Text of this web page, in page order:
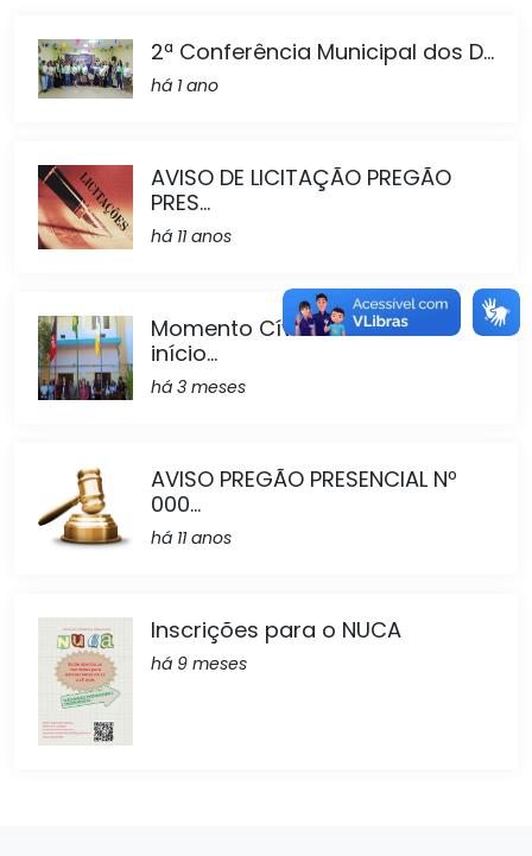
2ª Conferência Municipal dos D...
há 1 ano
AVISO DE LICITAÇÃO PREGÃO
PRES...
há 11 anos
Momento Cívico marca o
início...
há 3 meses
AVISO PREGÃO PRESENCIAL Nº
000...
há 11 anos
Inscrições para o NUCA
há 9 meses